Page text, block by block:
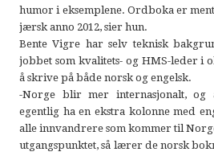
humor i eksemplene. Ordboka er
jærsk anno 2012, sier hun.
Bente Vigre har selv teknisk
jobbet som kvalitets- og HMS-leder i
å skrive på både norsk og engelsk.
-Norge blir mer internasjonalt,
egentlig ha en ekstra kolonne med
alle innvandrere som kommer til
utgangspunktet, så lærer de norsk